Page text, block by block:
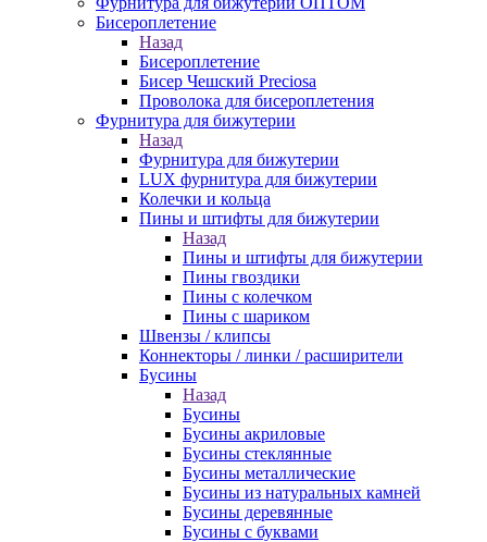
Бисероплетение
Назад
Бисероплетение
Бисер Чешский Preciosa
Проволока для бисероплетения
Фурнитура для бижутерии
Назад
Фурнитура для бижутерии
LUX фурнитура для бижутерии
Колечки и кольца
Пины и штифты для бижутерии
Назад
Пины и штифты для бижутерии
Пины гвоздики
Пины с колечком
Пины с шариком
Швензы / клипсы
Коннекторы / линки / расширители
Бусины
Назад
Бусины
Бусины акриловые
Бусины стеклянные
Бусины металлические
Бусины из натуральных камней
Бусины деревянные
Бусины с буквами